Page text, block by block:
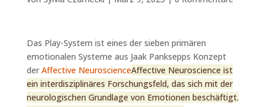
Das Play-System ist eines der sieben primären
emotionalen Systeme aus Jaak Panksepps Konzept
der Affective NeuroscienceAffective Neuroscience ist
ein interdisziplinäres Forschungsfeld, das sich mit der
neurologischen Grundlage von Emotionen beschäftigt.